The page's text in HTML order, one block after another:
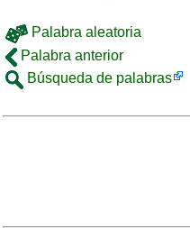
Palabra aleatoria
Palabra anterior
Búsqueda de palabras